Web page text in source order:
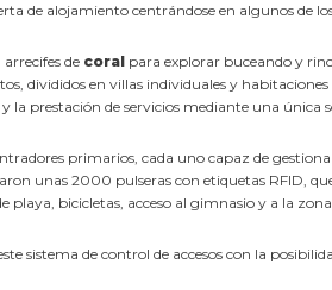
de alojamiento centrándose en algunos de
de coral para explorar buceando y
divididos en villas individuales y
y la prestación de servicios mediante una
primarios, cada uno capaz de
unas 2000 pulseras con etiquetas RFID,
playa, bicicletas, acceso al gimnasio y a la
sistema de control de accesos con la